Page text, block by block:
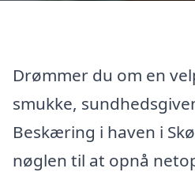
Drømmer du om en
smukke,
Beskæring i haven i
nøglen til at opnå